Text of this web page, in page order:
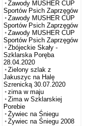
Zawody MUSHER CUP
Sportów Psich Zaprzęgów
Zawody MUSHER CUP
Sportów Psich Zaprzęgów
Zawody MUSHER CUP
Sportów Psich Zaprzęgów
Zbójeckie Skały -
Szklarska Poręba
28.04.2020
Zielony szlak z
Jakuszyc na Halę
Szrenicką 30.07.2020
zima w maju
Zima w Szklarskiej
Porebie
Żywiec na Śniegu
Żywiec na Śniegu 2008